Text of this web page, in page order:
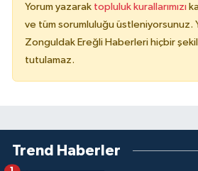
Yorum yazarak topluluk kurallarımızı
ve tüm sorumluluğu üstleniyorsunuz.
Zonguldak Ereğli Haberleri hiçbir
tutulamaz.
Trend Haberler